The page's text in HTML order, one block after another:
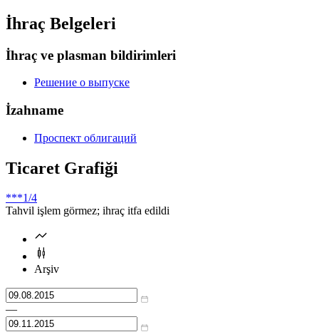
İhraç Belgeleri
İhraç ve plasman bildirimleri
Решение о выпуске
İzahname
Проспект облигаций
Ticaret Grafiği
***1/4
Tahvil işlem görmez; ihraç itfa edildi
Arşiv
—